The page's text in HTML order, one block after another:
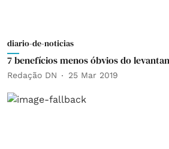
diario-de-noticias
7 benefícios menos óbvios do
Redação DN 25 Mar 2019